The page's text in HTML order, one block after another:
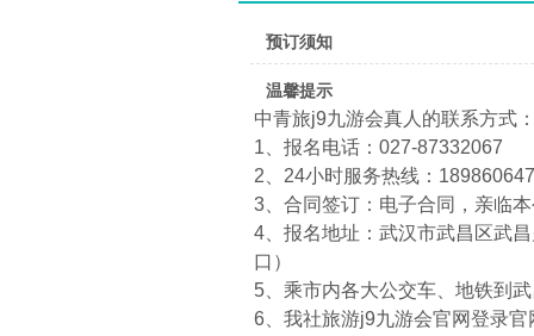
预订须知
温馨提示
中青旅j9九游会真人的联系方式
1、报名电话：027-87332067
2、24小时服务热线：
3、合同签订：电子合同，亲临
4、报名地址：武汉市武昌区武
口）
5、乘市内各大公交车、地铁到
6、我社旅游j9九游会官网登录